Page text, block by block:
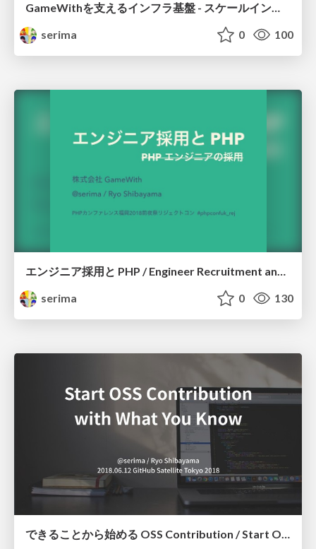
GameWithを支えるインフラ基盤 - スケールイン・アウト戦略編 / GameWith infrastructure - Scale in and out strategy
serima
0 100
serima
0 130
できることから始める OSS Contribution / Start OSS Contribution With What You Know